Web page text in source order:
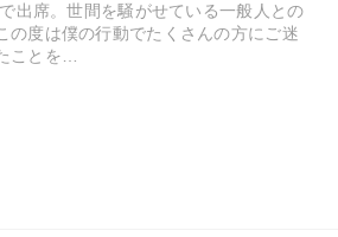
出席。世間を騒がせている一般人との
の度は僕の行動でたくさんの方にご迷
ことを…